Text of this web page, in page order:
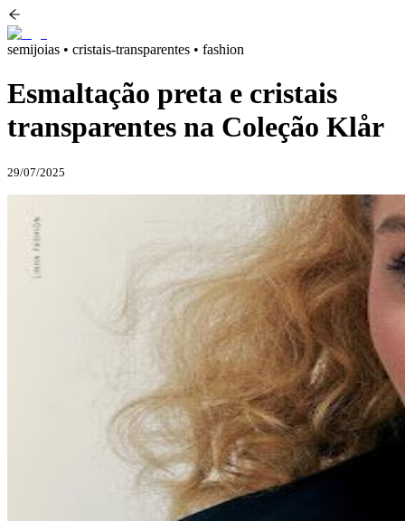
semijoias • cristais-transparentes • fashion
Esmaltação preta e cristais
transparentes na Coleção Klår
29/07/2025